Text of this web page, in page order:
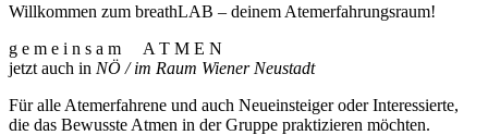
Willkommen zum breathLAB – deinem Atemerfahrungsraum!
g e m e i n s a m A T M E N
jetzt auch in NÖ / im Raum Wiener Neustadt
Für alle Atemerfahrene und auch Neueinsteiger oder Interessierte,
die das Bewusste Atmen in der Gruppe praktizieren möchten.